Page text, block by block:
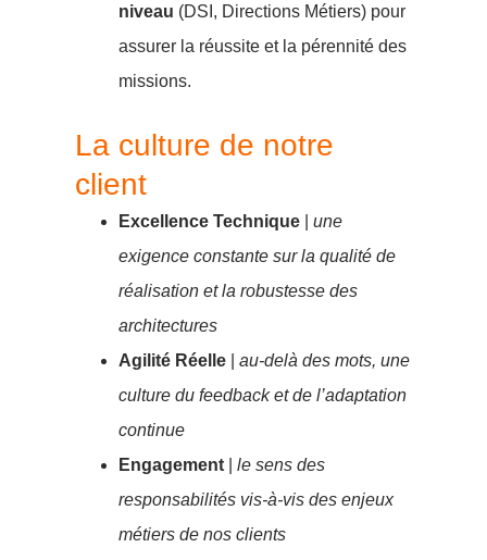
niveau (DSI, Directions Métiers) pour
assurer la réussite et la pérennité des
missions.
La culture de notre
client
Excellence Technique
une
exigence constante sur la qualité de
réalisation et la robustesse des
architectures
Agilité Réelle
au-delà des mots, une
culture du feedback et de l’adaptation
continue
Engagement
le sens des
responsabilités vis-à-vis des enjeux
métiers de nos clients